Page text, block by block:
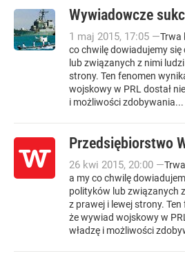
Wywiadowcze
1 maj 2015, 17:05 —Trwa
co chwilę dowiadujemy
lub związanych z nimi
strony. Ten fenomen
wojskowy w PRL dostał
i możliwości zdobywania...
Przedsiębiorstwo
26 kwi 2015, 20:00 —
a my co chwilę
polityków lub związanych
z prawej i lewej strony.
że wywiad wojskowy w
władzę i możliwości